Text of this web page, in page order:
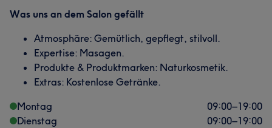
Was uns an dem Salon gefällt
Atmosphäre: Gemütlich, gepflegt, stilvoll.
Expertise: Masagen.
Produkte & Produktmarken: Naturkosmetik.
Extras: Kostenlose Getränke.
Montag
09:00–19:00
Dienstag
09:00–19:00